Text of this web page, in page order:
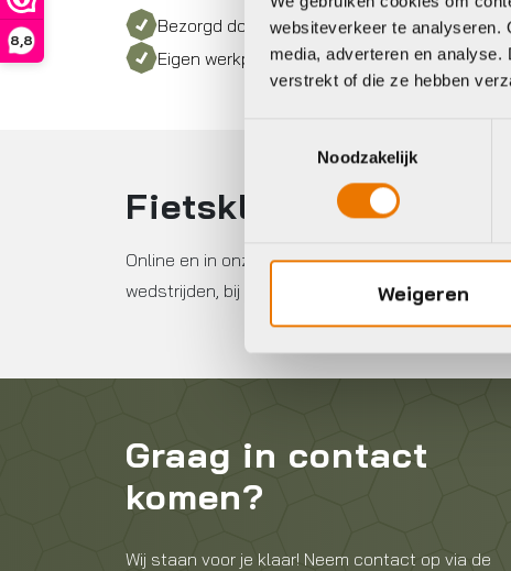
websiteverkeer te analyseren.
media, adverteren en
verstrekt of die ze hebben
Noodzakelijk
Weigeren
8,8
Bezorgd door heel Nederland
Eigen werkplaats met gecertificeerd
Fietskleding voor
Online en in onze winkel in Almere fietskleding
wedstrijden, bij ons ben je op het juiste adres!
Graag in contact
komen?
Wij staan voor je klaar! Neem contact op via de